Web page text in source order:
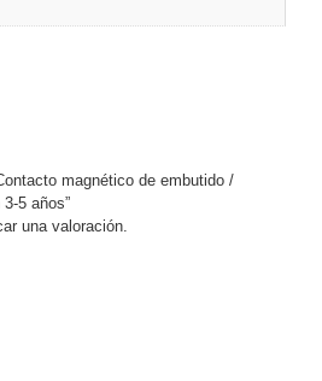
magnético de embutido /
5 años”
una valoración.